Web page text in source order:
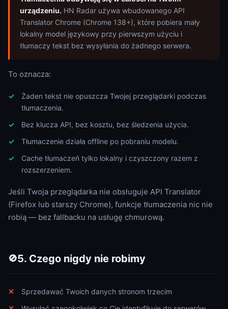
urządzeniu. HN Radar używa wbudowanego API
Translator Chrome (Chrome 138+), które pobiera mały
lokalny model językowy przy pierwszym użyciu i
tłumaczy tekst bez wysyłania do żadnego serwera.
To oznacza:
Żaden tekst nie opuszcza Twojej przeglądarki podczas
tłumaczenia.
Bez klucza API, bez kosztu, bez śledzenia użycia.
Tłumaczenie działa offline po pobraniu modelu.
Cache tłumaczeń tylko lokalny i czyszczony razem z
rozszerzeniem.
Jeśli Twoja przeglądarka nie obsługuje API Translator
(Firefox lub starszy Chrome), funkcje tłumaczenia nic nie
robią — bez fallbacku na usługę chmurową.
🚫5. Czego nigdy nie robimy
Sprzedawać Twoich danych stronom trzecim